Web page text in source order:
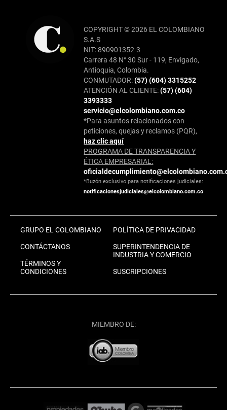
COPYRIGHT © 2026 EL COLOMBIANO
S.A.S
NIT: 890901352-3
Carrera 48 N° 30 Sur - 119, Envigado,
Antioquia, Colombia.
CONMUTADOR:(57) (604) 3315252
ATENCIÓN AL CLIENTE:(57) (604)
3393333
servicio@elcolombiano.com.co
*Para asuntos relacionados con
peticiones, quejas y reclamos (PQR),
haz clic aquí
PROGRAMA DE TRANSPARENCIA Y
ÉTICA EMPRESARIAL:
*Buzón exclusivo para notificaciones judiciales:
notificacionesjudiciales@elcolombiano.com.co
GRUPO EL COLOMBIANO
CONTÁCTANOS
TÉRMINOS Y
CONDICIONES
POLÍTICA DE PRIVACIDAD
SUPERINTENDENCIA DE
INDUSTRIA Y COMERCIO
SUSCRIPCIONES
MIEMBRO DE: